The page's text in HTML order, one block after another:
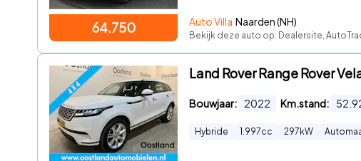
64.750 Auto Villa Naarden (NH)
Bekijk deze auto op: Dealersite,
Land Rover Range Rover
Bouwjaar: 2022 Km.stand:
Hybride 1.997cc 297 kW